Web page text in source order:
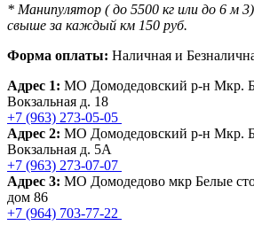
* Манипулятор ( до 5500 кг или до 6 м 3)
свыше за каждый км 150 руб.
Форма оплаты: Наличная и
Адрес 1: МО Домодедовский р-н Мкр.
Вокзальная д. 18
+7 (963) 273-05-05
Адрес 2: МО Домодедовский р-н Мкр.
Вокзальная д. 5А
+7 (963) 273-07-07
Адрес 3: МО Домодедово мкр Белые
дом 86
+7 (964) 703-77-22